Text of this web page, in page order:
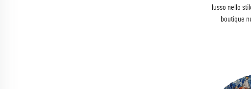
lusso nello
boutique